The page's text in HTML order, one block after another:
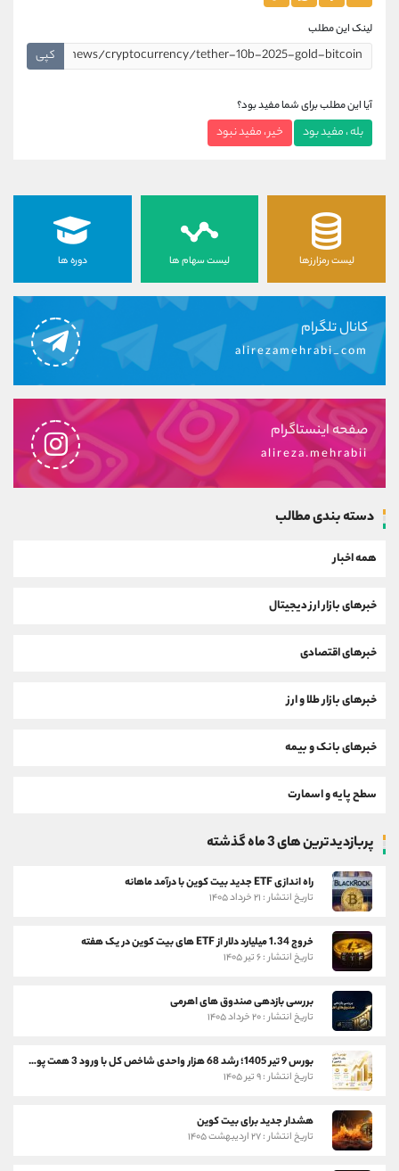
لینک این مطلب
کپی
آیا این مطلب برای شما مفید بود؟
بله ، مفید بود خیر ، مفید نبود
لیست رمزارزها لیست سهام ها دوره ها
کانال تلگرام
alirezamehrabi_com
صفحه اینستاگرام
alireza.mehrabii
دسته بندی مطالب
همه اخبار
خبرهای بازار ارز دیجیتال
خبرهای اقتصادی
خبرهای بازار طلا و ارز
خبرهای بانک و بیمه
سطح پایه و اسمارت
پربازدیدترین های 3 ماه گذشته
راه اندازی ETF جدید بیت کوین با درآمد ماهانه
تاریخ انتشار : ۲۱ خرداد ۱۴۰۵
خروج 1.34 میلیارد دلار از ETF های بیت کوین در یک هفته
تاریخ انتشار : ۶ تیر ۱۴۰۵
بررسی بازدهی صندوق های اهرمی
تاریخ انتشار : ۲۰ خرداد ۱۴۰۵
بورس 9 تیر 1405؛ رشد 68 هزار واحدی شاخص کل با ورود 3 همت پول حقیقی
تاریخ انتشار : ۹ تیر ۱۴۰۵
هشدار جدید برای بیت کوین
تاریخ انتشار : ۲۷ اردیبهشت ۱۴۰۵